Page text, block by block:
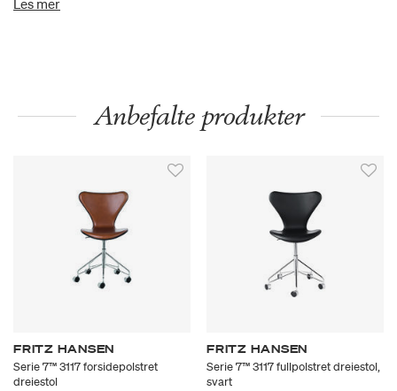
Les mer
Anbefalte produkter
FRITZ HANSEN
Serie 7™ 3117 forsidepolstret
dreiestol
FRITZ HANSEN
Serie 7™ 3117 fullpolstret dreiestol,
svart